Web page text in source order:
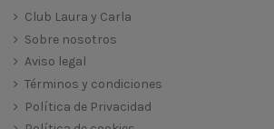
Club Laura y Carla
Sobre nosotros
Aviso legal
Términos y condiciones
Política de Privacidad